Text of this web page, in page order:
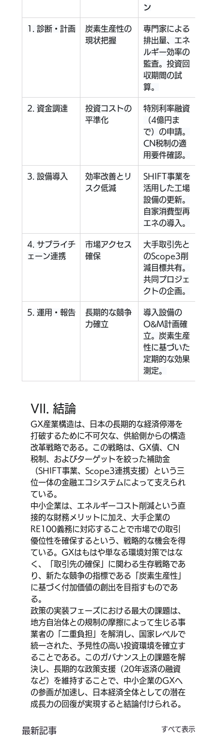
ン
1. 診断・計画
炭素生産性の
現状把握
専門家による
排出量、エネ
ルギー効率の
監査。投資回
収期間の試
算。
2. 資金調達
投資コストの
平準化
特別利率融資
（4億円ま
で）の申請。
CN税制の適
用要件確認。
3. 設備導入
効率改善とリ
スク低減
SHIFT事業を
活用した工場
設備の更新。
自家消費型再
エネの導入。
4. サプライチ
ェーン連携
市場アクセス
確保
大手取引先と
のScope3削
減目標共有。
共同プロジェ
クトの企画。
5. 運用・報告
長期的な競争
力確立
導入設備の
O&M計画確
立。炭素生産
性に基づいた
定期的な効果
測定。
VII. 結論
GX産業構造は、日本の長期的な経済停滞を
打破するために不可欠な、供給側からの構造
改革戦略である。この戦略は、GX債、CN
税制、およびターゲットを絞った補助金
（SHIFT事業、Scope3連携支援）という三
位一体の金融エコシステムによって支えられ
ている。
中小企業は、エネルギーコスト削減という直
接的な財務メリットに加え、大手企業の
RE100義務に対応することで市場での取引
優位性を確保するという、戦略的な機会を得
ている。GXはもはや単なる環境対策ではな
く、「取引先の確保」に関わる生存戦略であ
り、新たな競争の指標である「炭素生産性」
に基づく付加価値の創出を目指すものであ
る。
政策の実装フェーズにおける最大の課題は、
地方自治体との規制の摩擦によって生じる事
業者の「二重負担」を解消し、国家レベルで
統一された、予見性の高い投資環境を確立す
ることである。このガバナンス上の課題を解
決し、長期的な政策支援（20年返済の融資
など）を維持することで、中小企業のGXへ
の参画が加速し、日本経済全体としての潜在
成長力の回復が実現すると結論付けられる。
最新記事 すべて表示